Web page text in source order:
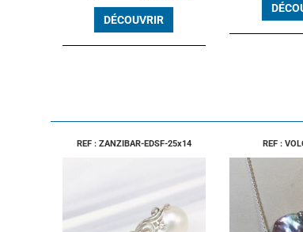
DÉCOUVRIR
REF : ZANZIBAR-EDSF-25x14 REF :